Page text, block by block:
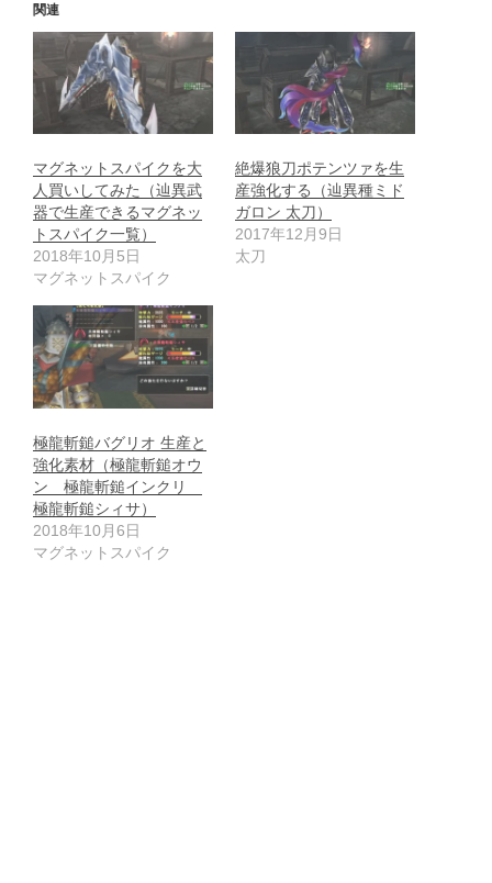
関連
マグネットスパイクを大
人買いしてみた（辿異武
器で生産できるマグネッ
トスパイク一覧）
2018年10月5日
マグネットスパイク
絶爆狼刀ポテンツァを生
産強化する（辿異種ミド
ガロン 太刀）
2017年12月9日
太刀
極龍斬鎚バグリオ 生産と
強化素材（極龍斬鎚オウ
ン 極龍斬鎚インクリ
極龍斬鎚シィサ）
2018年10月6日
マグネットスパイク